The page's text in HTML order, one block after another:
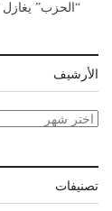
“الحزب”
الأرشيف
الأرشيف
تصنيفات